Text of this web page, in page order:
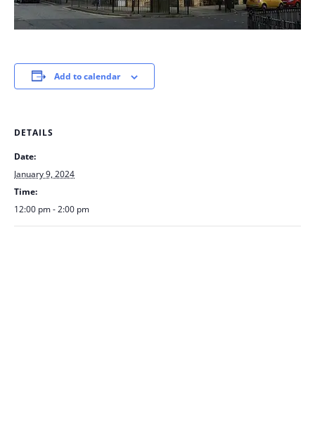
Add to calendar
DETAILS
Date:
January 9, 2024
Time:
12:00 pm - 2:00 pm